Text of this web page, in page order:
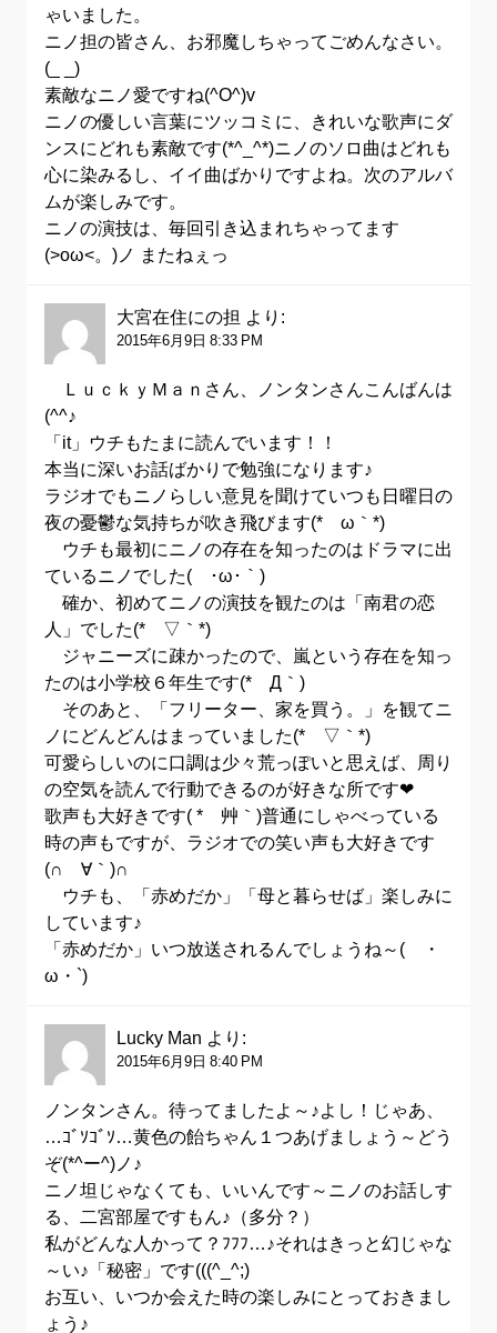
ゃいました。
ニノ担の皆さん、お邪魔しちゃってごめんなさい。
(_ _)
素敵なニノ愛ですね(^O^)v
ニノの優しい言葉にツッコミに、きれいな歌声にダ
ンスにどれも素敵です(*^_^*)ニノのソロ曲はどれも
心に染みるし、イイ曲ばかりですよね。次のアルバ
ムが楽しみです。
ニノの演技は、毎回引き込まれちゃってます
(>oω<。)ノ またねぇっ
大宮在住にの担 より:
2015年6月9日 8:33 PM
ＬｕｃｋｙＭａｎさん、ノンタンさんこんばんは
(^^♪
「it」ウチもたまに読んでいます！！
本当に深いお話ばかりで勉強になります♪
ラジオでもニノらしい意見を聞けていつも日曜日の
夜の憂鬱な気持ちが吹き飛びます(*´ω｀*)
ウチも最初にニノの存在を知ったのはドラマに出
ているニノでした(´･ω･｀)
確か、初めてニノの演技を観たのは「南君の恋
人」でした(*´▽｀*)
ジャニーズに疎かったので、嵐という存在を知っ
たのは小学校６年生です(*´Д｀)
そのあと、「フリーター、家を買う。」を観てニ
ノにどんどんはまっていました(*´▽｀*)
可愛らしいのに口調は少々荒っぽいと思えば、周り
の空気を読んで行動できるのが好きな所です❤
歌声も大好きです( *´艸｀)普通にしゃべっている
時の声もですが、ラジオでの笑い声も大好きです
(∩´∀｀)∩
ウチも、「赤めだか」「母と暮らせば」楽しみに
しています♪
「赤めだか」いつ放送されるんでしょうね～(´・
ω・`)
Lucky Man より:
2015年6月9日 8:40 PM
ノンタンさん。待ってましたよ～♪よし！じゃあ、
…ｺﾞｿｺﾞｿ…黄色の飴ちゃん１つあげましょう～どう
ぞ(*^ー^)ノ♪
ニノ坦じゃなくても、いいんです～ニノのお話しす
る、二宮部屋ですもん♪（多分？）
私がどんな人かって？ﾌﾌﾌ…♪それはきっと幻じゃな
～い♪「秘密」です(((^_^;)
お互い、いつか会えた時の楽しみにとっておきまし
ょう♪